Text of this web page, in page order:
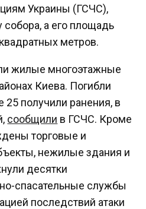
Украины (ГСЧС),
а его площадь
метров.
жилые многоэтажные
Киева. Погибли
получили ранения, в
сообщили в ГСЧС. Кроме
торговые и
нежилые здания и
десятки
спасательные службы
последствий атаки